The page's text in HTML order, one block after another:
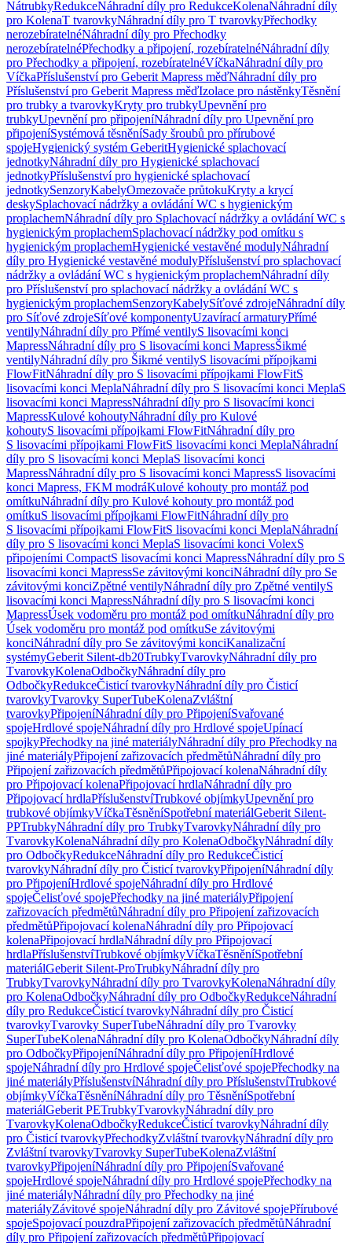
NátrubkyRedukceNáhradní díly pro RedukceKolenaNáhradní díly
pro KolenaT tvarovkyNáhradní díly pro T tvarovkyPřechodky
nerozebíratelnéNáhradní díly pro Přechodky
nerozebíratelnéPřechodky a připojení, rozebíratelnéNáhradní díly
pro Přechodky a připojení, rozebíratelnéVíčkaNáhradní díly pro
VíčkaPříslušenství pro Geberit Mapress měďNáhradní díly pro
Příslušenství pro Geberit Mapress měďIzolace pro nástěnkyTěsnění
pro trubky a tvarovkyKryty pro trubkyUpevnění pro
trubkyUpevnění pro připojeníNáhradní díly pro Upevnění pro
připojeníSystémová těsněníSady šroubů pro přírubové
spojeHygienický systém GeberitHygienické splachovací
jednotkyNáhradní díly pro Hygienické splachovací
jednotkyPříslušenství pro hygienické splachovací
jednotkySenzoryKabelyOmezovače průtokuKryty a krycí
deskySplachovací nádržky a ovládání WC s hygienickým
proplachemNáhradní díly pro Splachovací nádržky a ovládání WC s
hygienickým proplachemSplachovací nádržky pod omítku s
hygienickým proplachemHygienické vestavěné modulyNáhradní
díly pro Hygienické vestavěné modulyPříslušenství pro splachovací
nádržky a ovládání WC s hygienickým proplachemNáhradní díly
pro Příslušenství pro splachovací nádržky a ovládání WC s
hygienickým proplachemSenzoryKabelySíťové zdrojeNáhradní díly
pro Síťové zdrojeSíťové komponentyUzavírací armaturyPřímé
ventilyNáhradní díly pro Přímé ventilyS lisovacími konci
MapressNáhradní díly pro S lisovacími konci MapressŠikmé
ventilyNáhradní díly pro Šikmé ventilyS lisovacími přípojkami
FlowFitNáhradní díly pro S lisovacími přípojkami FlowFitS
lisovacími konci MeplaNáhradní díly pro S lisovacími konci MeplaS
lisovacími konci MapressNáhradní díly pro S lisovacími konci
MapressKulové kohoutyNáhradní díly pro Kulové
kohoutyS lisovacími přípojkami FlowFitNáhradní díly pro
S lisovacími přípojkami FlowFitS lisovacími konci MeplaNáhradní
díly pro S lisovacími konci MeplaS lisovacími konci
MapressNáhradní díly pro S lisovacími konci MapressS lisovacími
konci Mapress, FKM modráKulové kohouty pro montáž pod
omítkuNáhradní díly pro Kulové kohouty pro montáž pod
omítkuS lisovacími přípojkami FlowFitNáhradní díly pro
S lisovacími přípojkami FlowFitS lisovacími konci MeplaNáhradní
díly pro S lisovacími konci MeplaS lisovacími konci VolexS
připojeními CompactS lisovacími konci MapressNáhradní díly pro S
lisovacími konci MapressSe závitovými konciNáhradní díly pro Se
závitovými konciZpětné ventilyNáhradní díly pro Zpětné ventilyS
lisovacími konci MapressNáhradní díly pro S lisovacími konci
MapressÚsek vodoměru pro montáž pod omítkuNáhradní díly pro
Úsek vodoměru pro montáž pod omítkuSe závitovými
konciNáhradní díly pro Se závitovými konciKanalizační
systémyGeberit Silent-db20TrubkyTvarovkyNáhradní díly pro
TvarovkyKolenaOdbočkyNáhradní díly pro
OdbočkyRedukceČisticí tvarovkyNáhradní díly pro Čisticí
tvarovkyTvarovky SuperTubeKolenaZvláštní
tvarovkyPřipojeníNáhradní díly pro PřipojeníSvařované
spojeHrdlové spojeNáhradní díly pro Hrdlové spojeUpínací
spojkyPřechodky na jiné materiályNáhradní díly pro Přechodky na
jiné materiályPřipojení zařizovacích předmětůNáhradní díly pro
Připojení zařizovacích předmětůPřipojovací kolenaNáhradní díly
pro Připojovací kolenaPřipojovací hrdlaNáhradní díly pro
Připojovací hrdlaPříslušenstvíTrubkové objímkyUpevnění pro
trubkové objímkyVíčkaTěsněníSpotřební materiálGeberit Silent-
PPTrubkyNáhradní díly pro TrubkyTvarovkyNáhradní díly pro
TvarovkyKolenaNáhradní díly pro KolenaOdbočkyNáhradní díly
pro OdbočkyRedukceNáhradní díly pro RedukceČisticí
tvarovkyNáhradní díly pro Čisticí tvarovkyPřipojeníNáhradní díly
pro PřipojeníHrdlové spojeNáhradní díly pro Hrdlové
spojeČelisťové spojePřechodky na jiné materiályPřipojení
zařizovacích předmětůNáhradní díly pro Připojení zařizovacích
předmětůPřipojovací kolenaNáhradní díly pro Připojovací
kolenaPřipojovací hrdlaNáhradní díly pro Připojovací
hrdlaPříslušenstvíTrubkové objímkyVíčkaTěsněníSpotřební
materiálGeberit Silent-ProTrubkyNáhradní díly pro
TrubkyTvarovkyNáhradní díly pro TvarovkyKolenaNáhradní díly
pro KolenaOdbočkyNáhradní díly pro OdbočkyRedukceNáhradní
díly pro RedukceČisticí tvarovkyNáhradní díly pro Čisticí
tvarovkyTvarovky SuperTubeNáhradní díly pro Tvarovky
SuperTubeKolenaNáhradní díly pro KolenaOdbočkyNáhradní díly
pro OdbočkyPřipojeníNáhradní díly pro PřipojeníHrdlové
spojeNáhradní díly pro Hrdlové spojeČelisťové spojePřechodky na
jiné materiályPříslušenstvíNáhradní díly pro PříslušenstvíTrubkové
objímkyVíčkaTěsněníNáhradní díly pro TěsněníSpotřební
materiálGeberit PETrubkyTvarovkyNáhradní díly pro
TvarovkyKolenaOdbočkyRedukceČisticí tvarovkyNáhradní díly
pro Čisticí tvarovkyPřechodkyZvláštní tvarovkyNáhradní díly pro
Zvláštní tvarovkyTvarovky SuperTubeKolenaZvláštní
tvarovkyPřipojeníNáhradní díly pro PřipojeníSvařované
spojeHrdlové spojeNáhradní díly pro Hrdlové spojePřechodky na
jiné materiályNáhradní díly pro Přechodky na jiné
materiályZávitové spojeNáhradní díly pro Závitové spojePřírubové
spojeSpojovací pouzdraPřipojení zařizovacích předmětůNáhradní
díly pro Připojení zařizovacích předmětůPřipojovací